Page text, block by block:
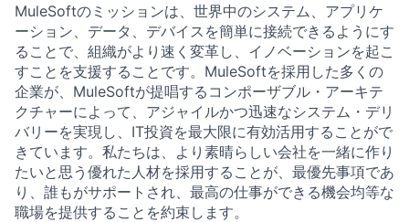
MuleSoftのミッションは、世界中のシステム、アプリケ
ーション、データ、デバイスを簡単に接続できるようにす
ることで、組織がより速く変革し、イノベーションを起こ
すことを支援することです。MuleSoftを採用した多くの
企業が、MuleSoftが提唱するコンポーザブル・アーキテ
クチャーによって、アジャイルかつ迅速なシステム・デリ
バリーを実現し、IT投資を最大限に有効活用することがで
きています。私たちは、より素晴らしい会社を一緒に作り
たいと思う優れた人材を採用することが、最優先事項であ
り、誰もがサポートされ、最高の仕事ができる機会均等な
職場を提供することを約束します。